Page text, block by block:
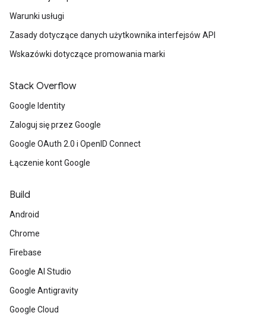
Warunki usługi
Zasady dotyczące danych użytkownika interfejsów API
Wskazówki dotyczące promowania marki
Stack Overflow
Google Identity
Zaloguj się przez Google
Google OAuth 2.0 i OpenID Connect
Łączenie kont Google
Build
Android
Chrome
Firebase
Google AI Studio
Google Antigravity
Google Cloud